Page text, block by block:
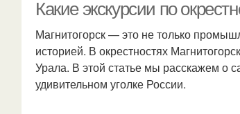
Какие экскурсии по
Магнитогорск — это не только
историей. В окрестностях
Урала. В этой статье мы расскажем о
удивительном уголке России.